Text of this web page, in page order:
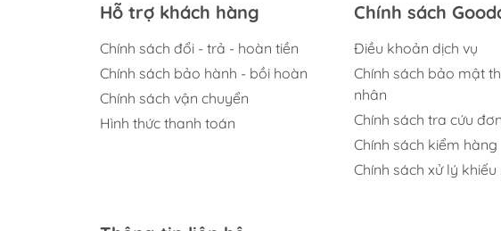
Hỗ trợ khách hàng
Chính sách đổi - trả - hoàn tiền
Chính sách bảo hành - bồi hoàn
Chính sách vận chuyển
Hình thức thanh toán
Chính sách
Điều khoản dịch vụ
Chính sách bảo mật
nhân
Chính sách tra cứu
Chính sách kiểm hàng
Chính sách xử lý khiếu